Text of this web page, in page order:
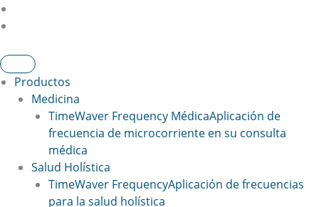
Productos
Medicina
TimeWaver Frequency MédicaAplicación de
frecuencia de microcorriente en su consulta
médica
Salud Holística
TimeWaver FrequencyAplicación de frecuencias
para la salud holística